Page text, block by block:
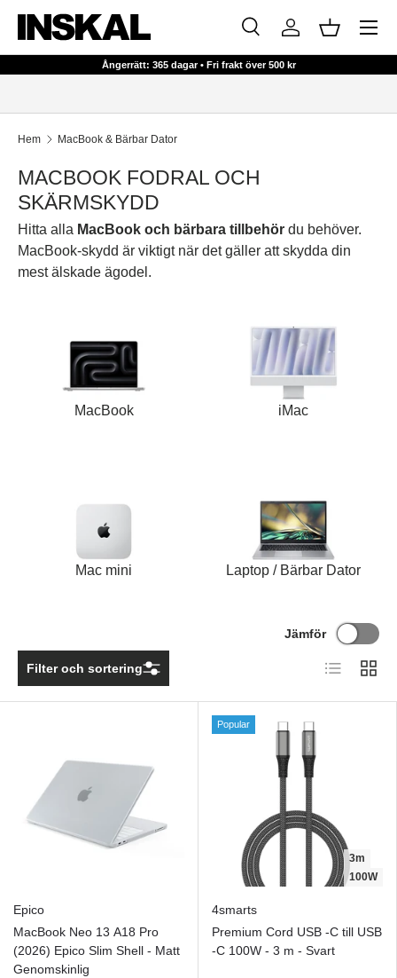
HOPPA TILL INNEHÅLL
Sök
Sök Logga inKorg
Meny
Ångerrätt: 365 dagar • Fri frakt över 500 kr
Hem MacBook & Bärbar Dator
MACBOOK FODRAL OCH
SKÄRMSKYDD
Hitta alla MacBook och bärbara tillbehör du behöver.
MacBook-skydd är viktigt när det gäller att skydda din
mest älskade ägodel.
MacBook iMac
Mac mini Laptop / Bärbar Dator
Filter och sortering
Jämför
Lista
Epico
MacBook Neo 13 A18 Pro
(2026) Epico Slim Shell - Matt
Genomskinlig
Popular
3m
100W
4smarts
Premium Cord USB -C till USB
-C 100W - 3 m - Svart